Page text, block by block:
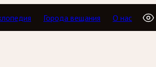
Города вещания О нас